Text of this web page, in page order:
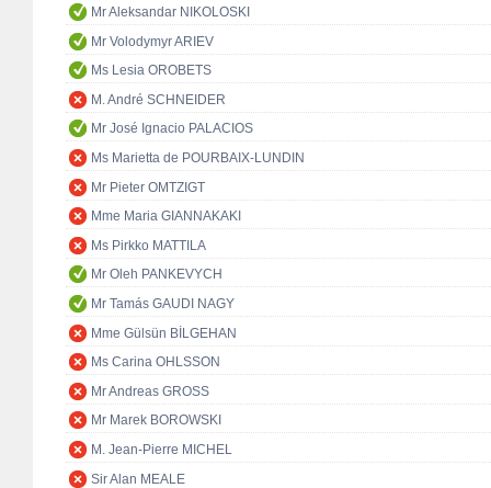
Mr Aleksandar NIKOLOSKI
Mr Volodymyr ARIEV
Ms Lesia OROBETS
M. André SCHNEIDER
Mr José Ignacio PALACIOS
Ms Marietta de POURBAIX-LUNDIN
Mr Pieter OMTZIGT
Mme Maria GIANNAKAKI
Ms Pirkko MATTILA
Mr Oleh PANKEVYCH
Mr Tamás GAUDI NAGY
Mme Gülsün BİLGEHAN
Ms Carina OHLSSON
Mr Andreas GROSS
Mr Marek BOROWSKI
M. Jean-Pierre MICHEL
Sir Alan MEALE